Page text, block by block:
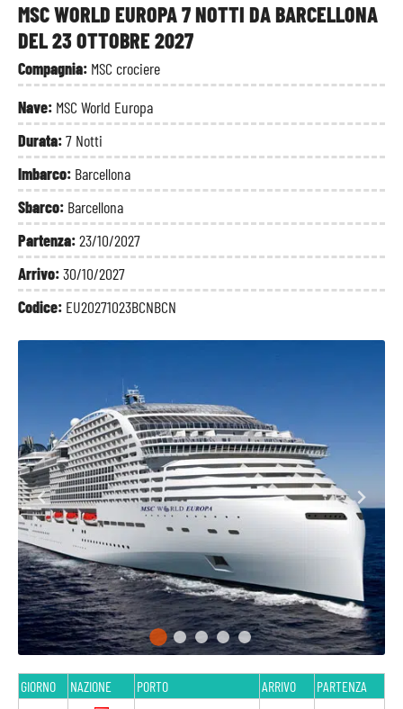
MSC WORLD EUROPA 7 NOTTI DA BARCELLONA
DEL 23 OTTOBRE 2027
Compagnia: MSC crociere
Nave: MSC World Europa
Durata:7 Notti
Imbarco: Barcellona
Sbarco: Barcellona
Partenza:23/10/2027
Arrivo:30/10/2027
Codice: EU20271023BCNBCN
GIORNO NAZIONE PORTO ARRIVO PARTENZA